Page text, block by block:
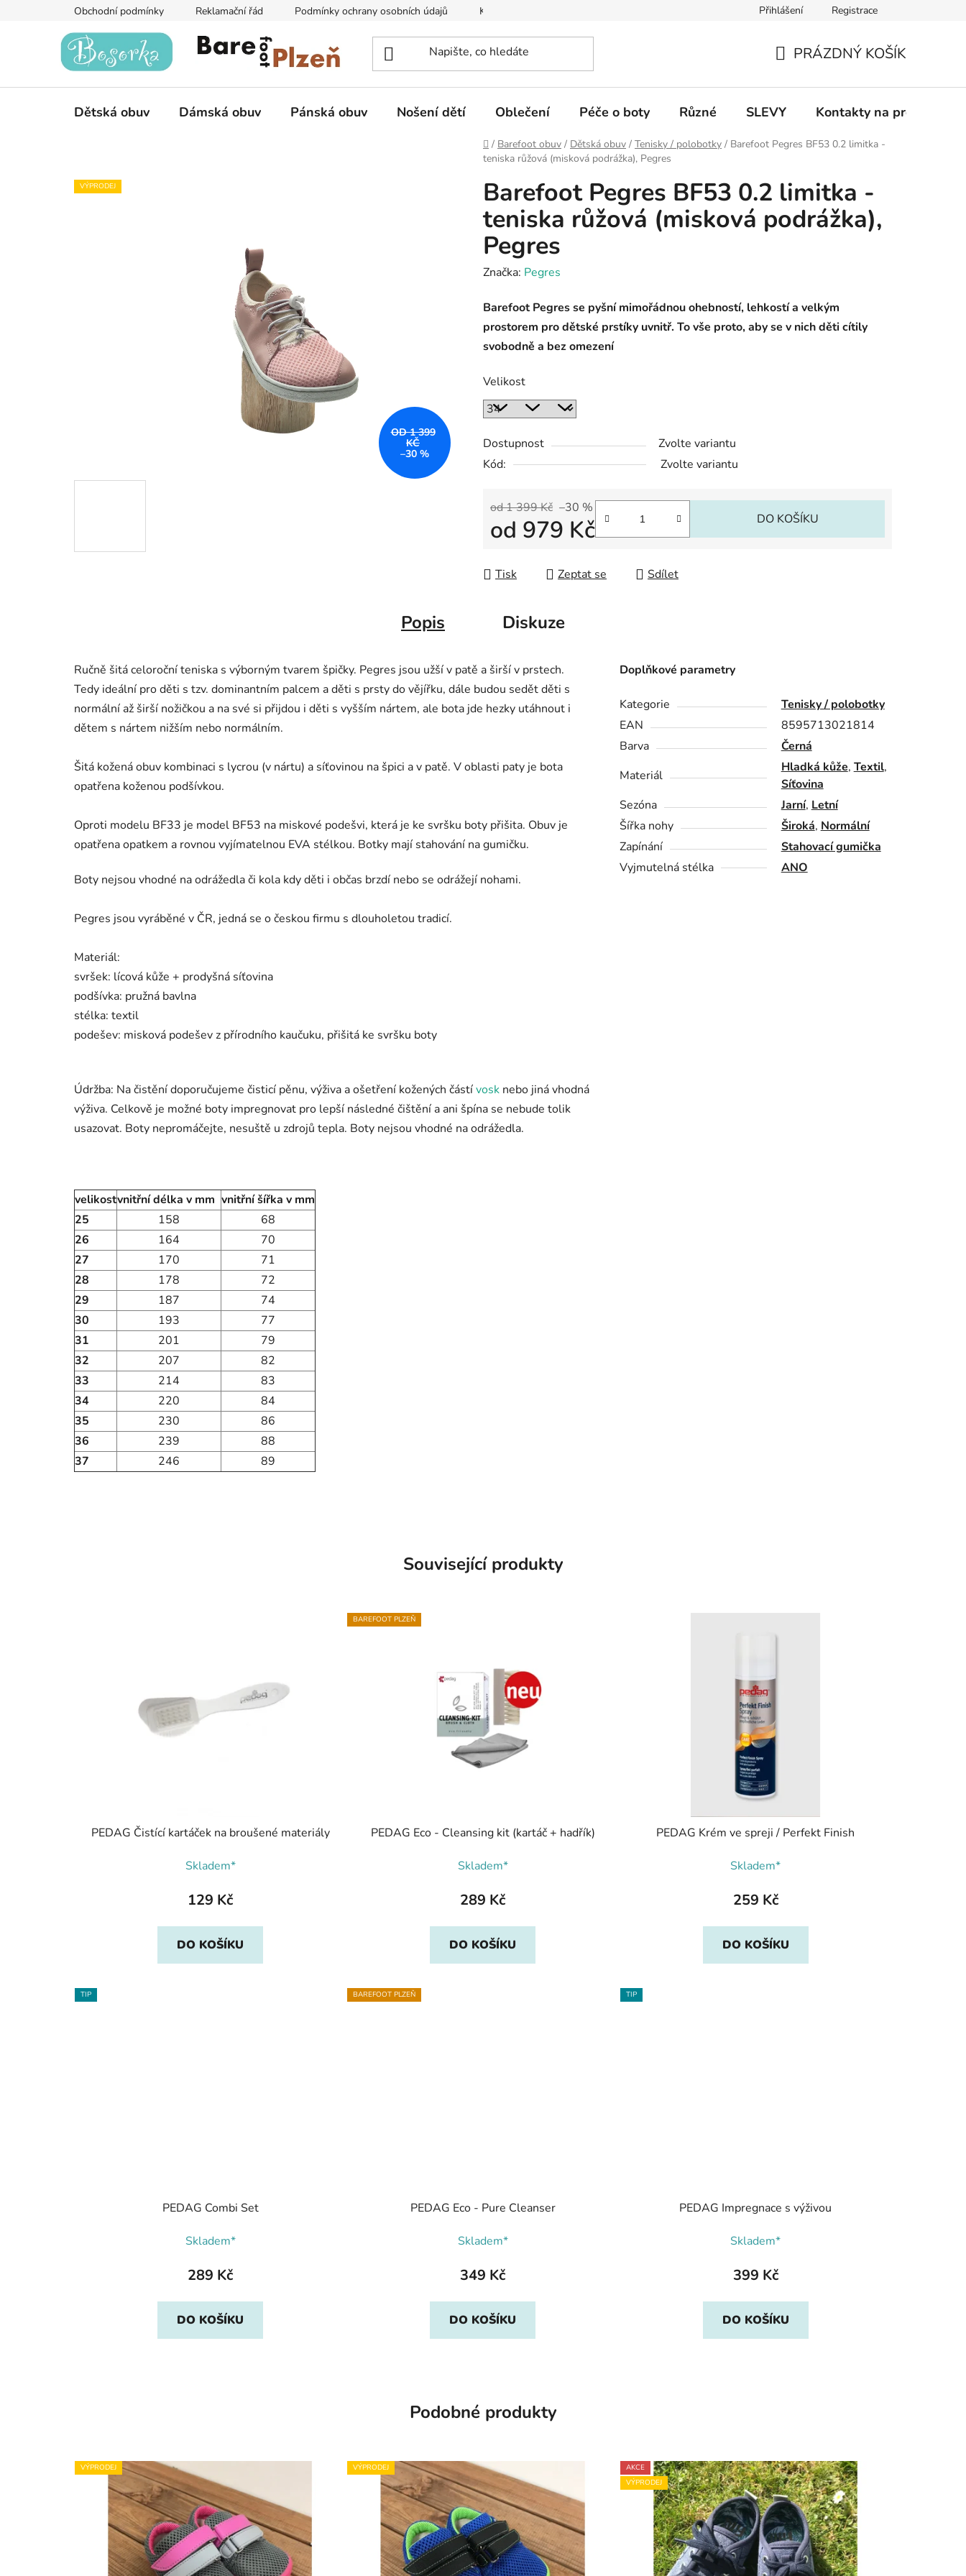
Obchodní podmínky Reklamační řád Podmínky ochrany osobních údajů Kontakty na prodejny Informace k on-line platbám Odstoupení od
Přihlášení Registrace
KOŠÍK
PRÁZDNÝ KOŠÍK
Dětská obuv Dámská obuv Pánská obuv Nošení dětí Oblečení Péče o boty Různé SLEVY Kontakty na prodejny
Domů
/ Barefoot obuv / Dětská obuv / Tenisky / polobotky / Barefoot Pegres BF53 0.2 limitka -
teniska růžová (misková podrážka), Pegres
Barefoot Pegres BF53 0.2 limitka -
teniska růžová (misková podrážka),
Pegres
Značka: Pegres
Barefoot Pegres se pyšní mimořádnou ohebností, lehkostí a velkým
prostorem pro dětské prstíky uvnitř. To vše proto, aby se v nich děti cítily
svobodně a bez omezení
Velikost
Dostupnost
Zvolte variantu
Kód:
Zvolte variantu
od 1 399 Kč –30 %
od 979 Kč DO KOŠÍKU
Tisk Zeptat se Sdílet
VÝPRODEJ
OD 1 399
KČ
–30 %
Popis Diskuze
Ručně šitá celoroční teniska s výborným tvarem špičky. Pegres jsou užší v patě a širší v prstech.
Tedy ideální pro děti s tzv. dominantním palcem a děti s prsty do vějířku, dále budou sedět děti s
normální až širší nožičkou a na své si přijdou i děti s vyšším nártem, ale bota jde hezky utáhnout i
dětem s nártem nižším nebo normálním.
Šitá kožená obuv kombinaci s lycrou (v nártu) a síťovinou na špici a v patě. V oblasti paty je bota
opatřena koženou podšívkou.
Oproti modelu BF33 je model BF53 na miskové podešvi, která je ke svršku boty přišita. Obuv je
opatřena opatkem a rovnou vyjímatelnou EVA stélkou. Botky mají stahování na gumičku.
Boty nejsou vhodné na odrážedla či kola kdy děti i občas brzdí nebo se odrážejí nohami.
Pegres jsou vyráběné v ČR, jedná se o českou firmu s dlouholetou tradicí.
Materiál:
svršek: lícová kůže + prodyšná síťovina
podšívka: pružná bavlna
stélka: textil
podešev: misková podešev z přírodního kaučuku, přišitá ke svršku boty
Údržba: Na čistění doporučujeme čisticí pěnu, výživa a ošetření kožených částívosk nebo jiná vhodná
výživa. Celkově je možné boty impregnovat pro lepší následné čištění a ani špína se nebude tolik
usazovat. Boty nepromáčejte, nesuště u zdrojů tepla. Boty nejsou vhodné na odrážedla.
velikostvnitřní délka v mm vnitřní šířka v mm
25
158
68
26
164
70
27
170
71
28
178
72
29
187
74
30
193
77
31
201
79
32
207
82
33
214
83
34
220
84
35
230
86
36
239
88
37
246 89
Doplňkové parametry
Kategorie
Tenisky / polobotky
EAN
8595713021814
Barva
Černá
Materiál
Hladká kůže, Textil,
Síťovina
Sezóna
Jarní, Letní
Šířka nohy
Široká, Normální
Zapínání
Stahovací gumička
Vyjmutelná stélka
ANO
Související produkty
PEDAG Čistící kartáček na broušené materiály
Skladem*
129 Kč
DO KOŠÍKU
BAREFOOT PLZEŇ
PEDAG Eco - Cleansing kit (kartáč + hadřík)
Skladem*
289 Kč
DO KOŠÍKU
PEDAG Krém ve spreji / Perfekt Finish
Skladem*
259 Kč
DO KOŠÍKU
TIP
PEDAG Combi Set
Skladem*
289 Kč
DO KOŠÍKU
BAREFOOT PLZEŇ
PEDAG Eco - Pure Cleanser
Skladem*
349 Kč
DO KOŠÍKU
TIP
PEDAG Impregnace s výživou
Skladem*
399 Kč
DO KOŠÍKU
Podobné produkty
VÝPRODEJ VÝPRODEJ
AKCE
VÝPRODEJ